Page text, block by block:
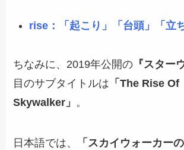
rise：「起こり」「台頭」「立
ちなみに、2019年公開の 『スター
目のサブタイトルは 「The Rise Of
Skywalker」 。
日本語では、 「スカイウォーカー